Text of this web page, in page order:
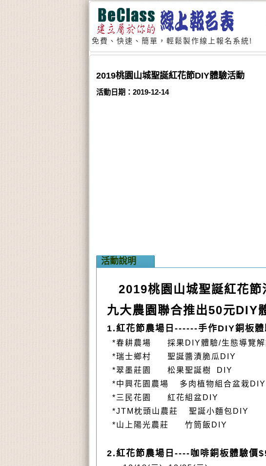
免費、快速、簡單，輕鬆製作線上報名系統!
2019桃園山城聖誕紅花節DIY體驗活動
活動日期：2019-12-14
活動說明
2019桃園山城聖誕紅花節
九大農園聯合推出50元DIY
1.紅花節農場日------手作DIY銅板
*春耕農場 採果 DIY體驗/生態導覽
*瑞士鄉村 聖誕醬漬脆瓜DIY
*翠墨莊園 松果聖誕樹
DIY
*中興花園農場 多肉植物組合盆栽 DIY
*三民花園 紅花組盆DIY
*JTM 枕頭山農莊
聖誕小麵包DIY
*山上陽光農莊 竹筒飯DIY
2.紅花節農場日----咖啡銅板體驗價